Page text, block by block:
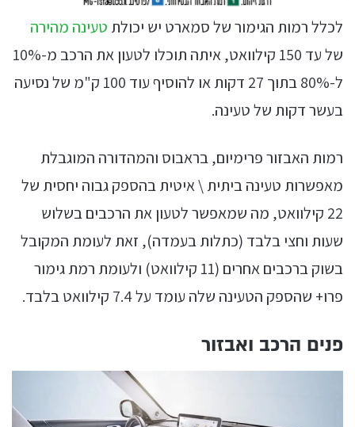
לכלל רמות הגימור של סמארט יש יכולת טעינה מהירה
של עד 150 קילוואט, איתה תוכלו לטעון את הרכב מ-10%
ל-80% בתוך 27 דקות או להוסיף עוד 100 ק"מ של נסיעה
בעשר דקות של טעינה.
רמות האבזור פרימיום, בראבוס והמהדורה המוגבלת
מאפשרות טעינה ביתית \ איטית בהספק גבוה יחסית של
22 קילוואט, מה שמאפשר לטעון את הרכבים בשלוש
שעות וחצי בלבד (כתלות בעמדה), זאת לעומת המקובל
בשוק ברכבים אחרים (11 קילוואט) ולעומת רמת גימור
פרו+ שהספק הטעינה שלה עומד על 7.4 קילוואט בלבד.
פנים הרכב ואבזור